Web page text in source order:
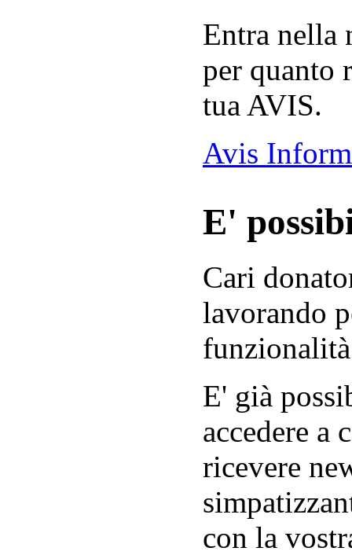
Entra nella
per quanto
tua AVIS.
Avis
E'
Cari
lavorando
E' già
accedere a
ricevere
con la